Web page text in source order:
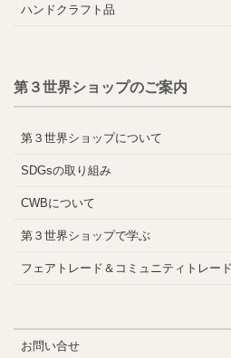
ハンドクラフト品
第３世界ショップのご案内
第３世界ショップについて
SDGsの取り組み
CWBについて
第３世界ショップで学ぶ
フェアトレード＆コミュニティトレード
お問い合せ